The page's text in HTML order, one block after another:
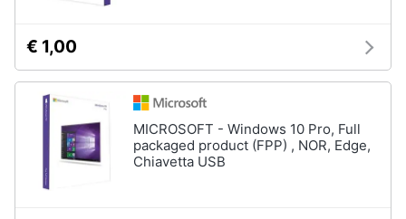
€ 1,00
MICROSOFT - Windows 10 Pro, Full
packaged product (FPP) , NOR, Edge,
Chiavetta USB